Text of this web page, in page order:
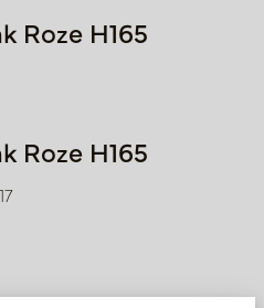
Roze H165
Roze H165